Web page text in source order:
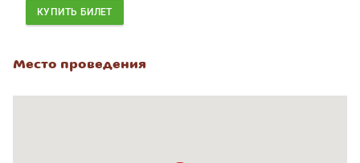
КУПИТЬ БИЛЕТ
Место проведения